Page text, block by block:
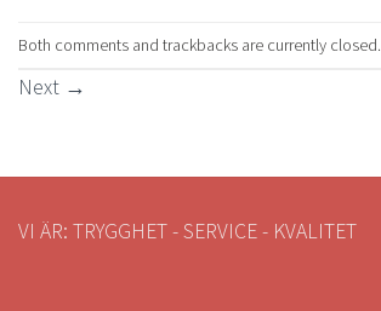
Both comments and trackbacks are currently closed.
Next →
VI ÄR: TRYGGHET - SERVICE - KVALITET